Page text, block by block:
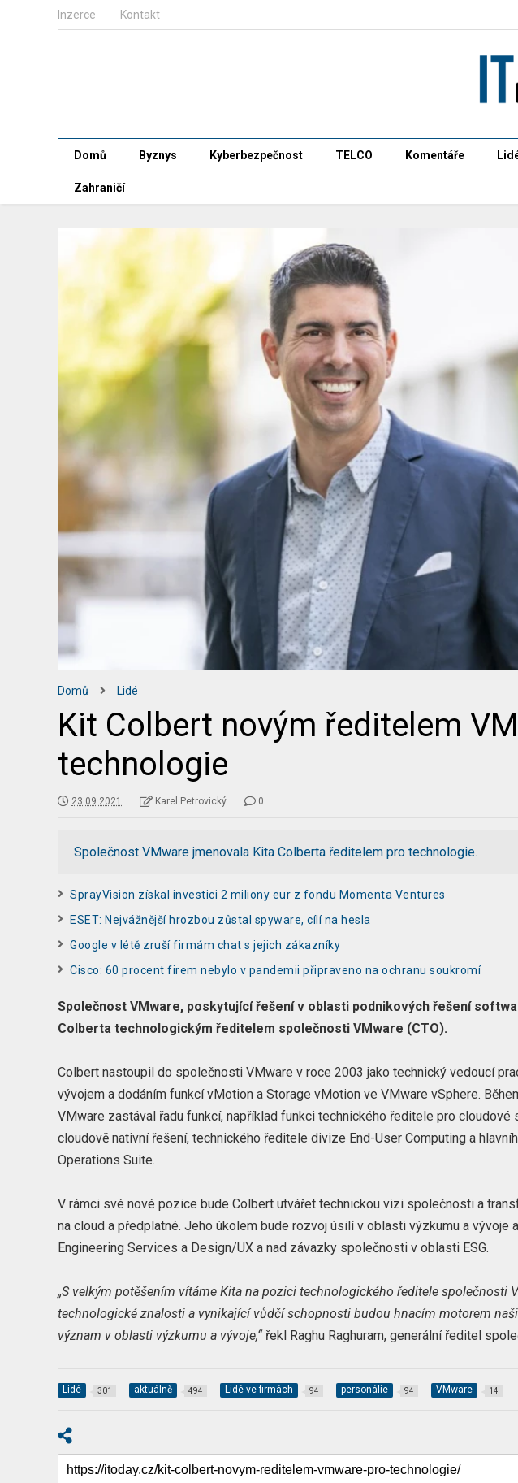
Inzerce Kontakt
Domů Byznys Kyberbezpečnost TELCO Komentáře
Zahraničí
Domů Lidé
Kit Colbert novým ředitelem
technologie
23.09.2021 Karel Petrovický 0
Společnost VMware jmenovala Kita Colberta ředitelem pro technologie.
SprayVision získal investici 2 miliony eur z fondu Momenta Ventures
ESET: Nejvážnější hrozbou zůstal spyware, cílí na hesla
Google v létě zruší firmám chat s jejich zákazníky
Cisco: 60 procent firem nebylo v pandemii připraveno na ochranu soukromí
Společnost VMware, poskytující řešení v oblasti podnikových řešení
Colberta technologickým ředitelem společnosti VMware (CTO).
Colbert nastoupil do společnosti VMware v roce 2003 jako technický vedoucí
vývojem a dodáním funkcí vMotion a Storage vMotion ve VMware vSphere.
VMware zastával řadu funkcí, například funkci technického ředitele pro cloudové
cloudově nativní řešení, technického ředitele divize End-User Computing a
Operations Suite.
V rámci své nové pozice bude Colbert utvářet technickou vizi společnosti a
na cloud a předplatné. Jeho úkolem bude rozvoj úsilí v oblasti výzkumu a vývoje
Engineering Services a Design/UX a nad závazky společnosti v oblasti ESG.
„S velkým potěšením vítáme Kita na pozici technologického ředitele společnosti
technologické znalosti a vynikající vůdčí schopnosti budou hnacím motorem
význam v oblasti výzkumu a vývoje,“ řekl Raghu Raghuram, generální ředitel
Lidé 301 aktuálně 494 Lidé ve firmách 94 personálie 94 VMware 14